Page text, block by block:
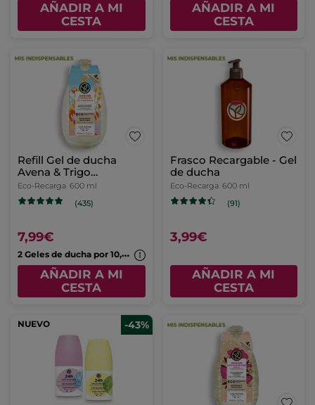
AÑADIR A MI
CESTA
AÑADIR A MI
CESTA
Refill Gel de ducha
Avena & Trigo
Sarraceno
Eco-Recarga 600 ml
(435)
7,99€
2
Geles de ducha por 10,99€
AÑADIR A MI
CESTA
Frasco Recargable - Gel
de ducha
Eco-Recarga 600 ml
(91)
3,99€
AÑADIR A MI
CESTA
NUEVO -43%